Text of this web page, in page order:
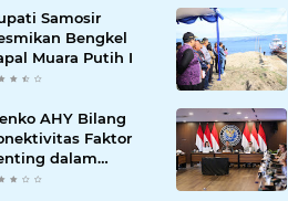
Samosir
Bengkel
Muara Putih I
AHY Bilang
Faktor
dalam